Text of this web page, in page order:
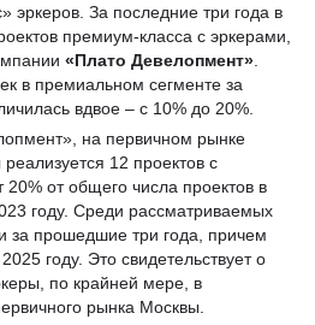
эркеров. За последние три года в
премиум-класса с эркерами,
«Плато Девелопмент»
в премиальном сегменте за
вдвое – с 10% до 20%.
на первичном рынке
12 проектов с
20% от общего числа проектов в
году. Среди рассматриваемых
за прошедшие три года, причем
году. Это свидетельствует о
по крайней мере, в
рынка Москвы.